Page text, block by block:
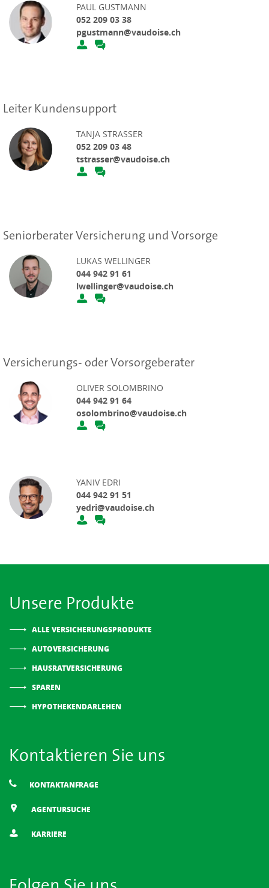
PAUL GUSTMANN
052 209 03 38
pgustmann@vaudoise.ch
Leiter Kundensupport
TANJA STRASSER
052 209 03 48
tstrasser@vaudoise.ch
Seniorberater Versicherung und Vorsorge
LUKAS WELLINGER
044 942 91 61
lwellinger@vaudoise.ch
Versicherungs- oder Vorsorgeberater
OLIVER SOLOMBRINO
044 942 91 64
osolombrino@vaudoise.ch
YANIV EDRI
044 942 91 51
yedri@vaudoise.ch
Unsere Produkte
ALLE VERSICHERUNGSPRODUKTE
AUTOVERSICHERUNG
HAUSRATVERSICHERUNG
SPAREN
HYPOTHEKENDARLEHEN
Kontaktieren Sie uns
KONTAKTANFRAGE
AGENTURSUCHE
KARRIERE